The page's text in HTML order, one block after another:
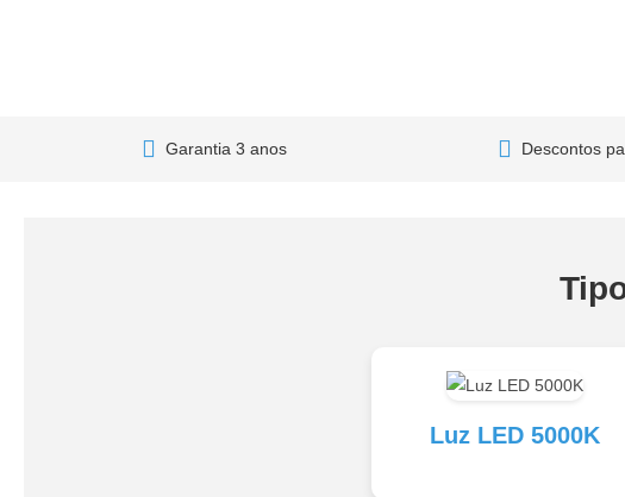
Garantia 3 anos Descontos
Luz LED 5000K